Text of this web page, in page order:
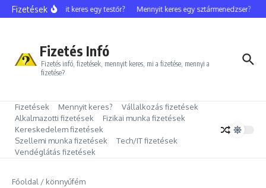
Ugrás a tartalomhoz
FizetésekMennyit keres egy testőr? Mennyit keres egy sztármenedzser?
Fizetés Infó
Fizetés infó, fizetések, mennyit keres, mi a fizetése, mennyi a
fizetése?
Fizetések Mennyit keres?
Vállalkozás fizetések
Alkalmazotti fizetések
Fizikai munka fizetések
Kereskedelem fizetések
Szellemi munka fizetések
Tech/IT fizetések
Vendéglátás fizetések
Főoldal / könnyűfém